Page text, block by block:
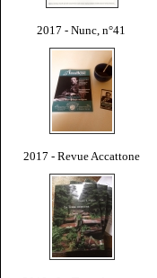
2017 - Nunc, n°41
2017 - Revue Accattone